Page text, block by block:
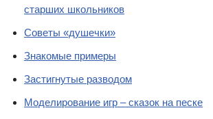
старших школьников
Советы «душечки»
Знакомые примеры
Застигнутые разводом
Моделирование игр – сказок на песке